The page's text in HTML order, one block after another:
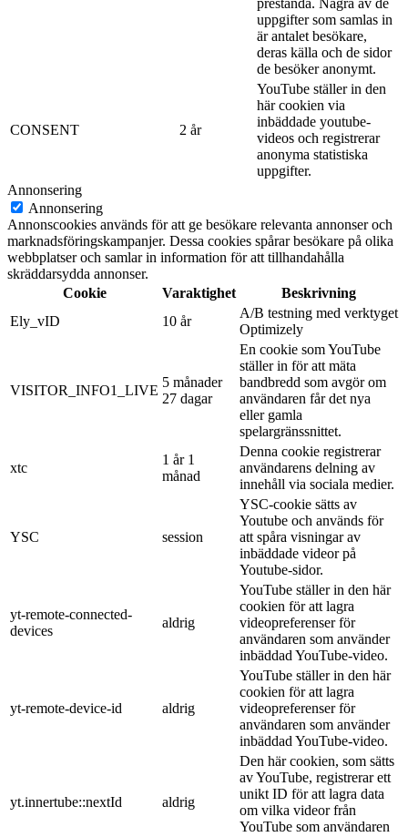
uppgifter som samlas in
är antalet besökare,
deras källa och de sidor
de besöker anonymt.
CONSENT 2 år
YouTube ställer in den
här cookien via
inbäddade youtube-
videos och registrerar
anonyma statistiska
uppgifter.
Annonsering
Annonsering
Annonscookies används för att ge besökare relevanta annonser och
marknadsföringskampanjer. Dessa cookies spårar besökare på olika
webbplatser och samlar in information för att tillhandahålla
skräddarsydda annonser.
Cookie
Varaktighet
Beskrivning
Ely_vID
10 år
A/B testning med verktyget
Optimizely
VISITOR_INFO1_LIVE
5 månader
27 dagar
En cookie som YouTube
ställer in för att mäta
bandbredd som avgör om
användaren får det nya
eller gamla
spelargränssnittet.
xtc
1 år 1
månad
Denna cookie registrerar
användarens delning av
innehåll via sociala medier.
YSC session
YSC-cookie sätts av
Youtube och används för
att spåra visningar av
inbäddade videor på
Youtube-sidor.
yt-remote-connected-
devices
aldrig
YouTube ställer in den här
cookien för att lagra
videopreferenser för
användaren som använder
inbäddad YouTube-video.
yt-remote-device-id aldrig
YouTube ställer in den här
cookien för att lagra
videopreferenser för
användaren som använder
inbäddad YouTube-video.
yt.innertube::nextId aldrig
Den här cookien, som sätts
av YouTube, registrerar ett
unikt ID för att lagra data
om vilka videor från
YouTube som användaren